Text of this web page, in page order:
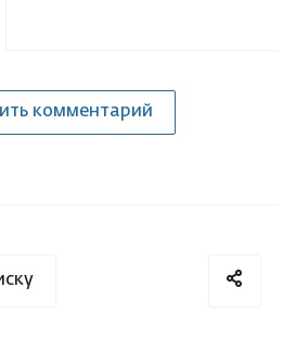
комментарий